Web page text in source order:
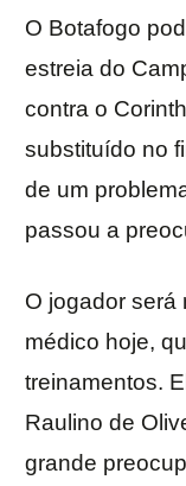
O Botafogo
estreia do
contra o
substituído no
de um
passou a
O jogador será
médico hoje,
treinamentos.
Raulino de
grande